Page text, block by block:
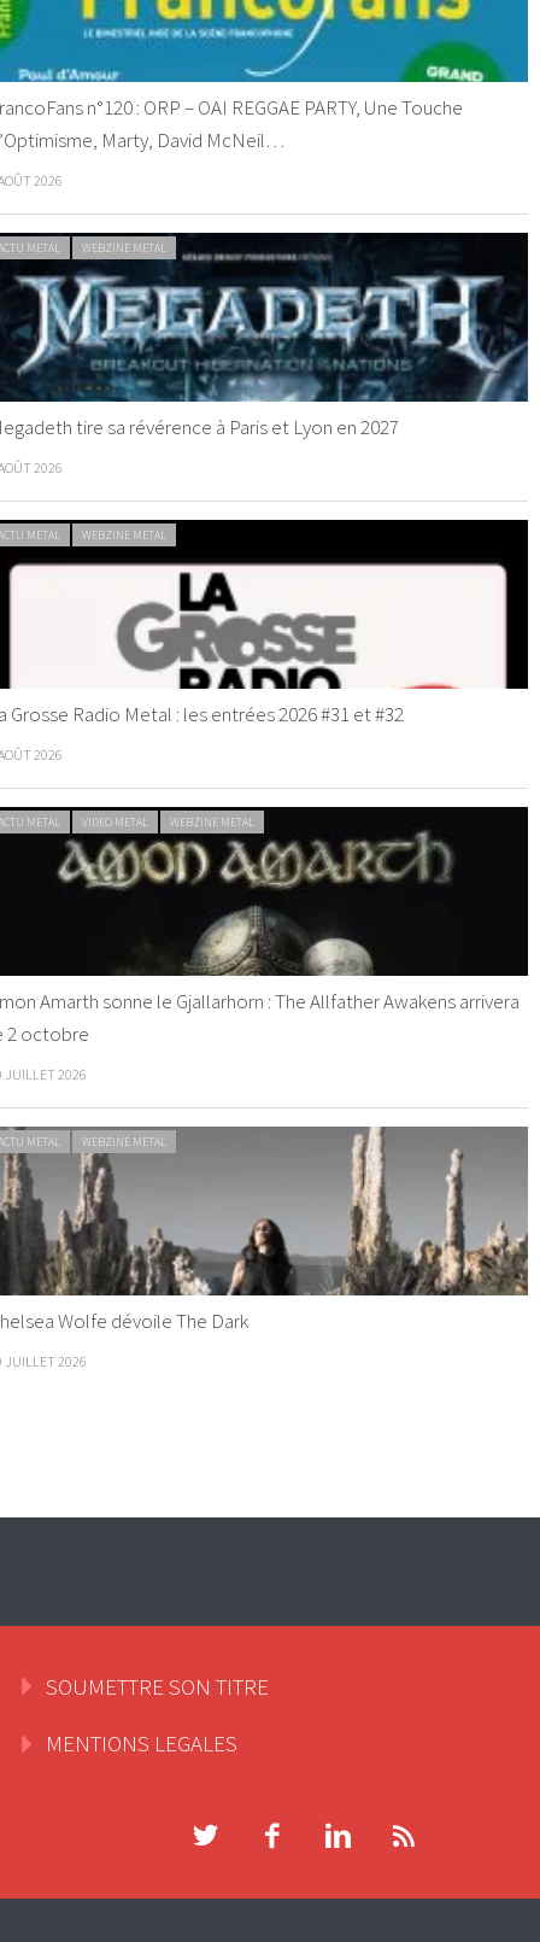
n°120 : ORP – OAI REGGAE PARTY, Une Touche
Marty, David McNeil…
2026
METAL WEBZINE METAL
tire sa révérence à Paris et Lyon en 2027
2026
METAL WEBZINE METAL
Grosse Radio Metal : les entrées 2026 #31 et #32
2026
METAL VIDEO METAL WEBZINE METAL
Amarth sonne le Gjallarhorn : The Allfather Awakens arrivera
2 octobre
JUILLET 2026
METAL WEBZINE METAL
Wolfe dévoile The Dark
JUILLET 2026
SOUMETTRE SON TITRE
MENTIONS LEGALES